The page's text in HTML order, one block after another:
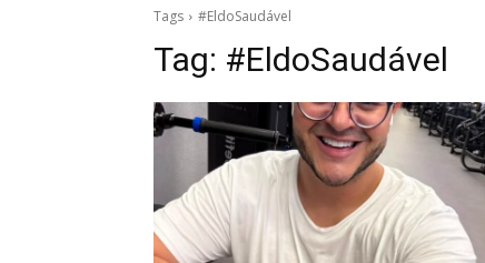
Tags #EldoSaudável
Tag: #EldoSaudável